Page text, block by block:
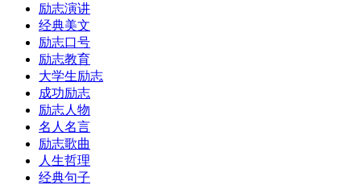
励志演讲
经典美文
励志口号
励志教育
大学生励志
成功励志
励志人物
名人名言
励志歌曲
人生哲理
经典句子